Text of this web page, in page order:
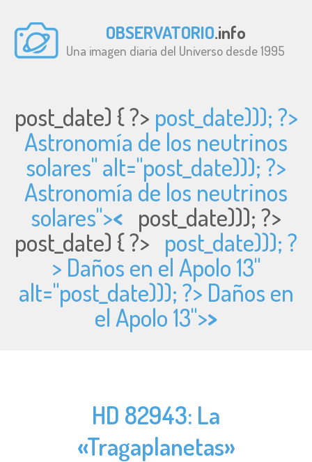
OBSERVATORIO.info
Una imagen diaria del Universo desde 1995
post_date) { ?> post_date))); ?>
Astronomía de los neutrinos
solares" alt="post_date))); ?>
Astronomía de los neutrinos
solares">< post_date))); ?>
post_date) { ?> post_date))); ?
> Daños en el Apolo 13"
alt="post_date))); ?> Daños en
el Apolo 13">>
HD 82943: La
«Tragaplanetas»